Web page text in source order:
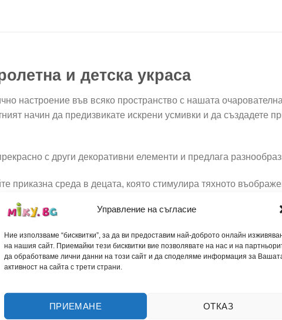
Управление на съгласие
Ние използваме “бисквитки”, за да ви предоставим най-доброто онлайн
на нашия сайт. Приемайки тези бисквитки вие позволявате на нас и на
да обработваме лични данни на този сайт и да споделяме информация за
активност на сайта с трети страни.
ПРИЕМАНЕ ОТКАЗ
и детска украса
настроение във всяко пространство с нашата очарователна
начин да предизвикате искрени усмивки и да създадете
с други декоративни елементи и предлага
приказна среда в децата, която стимулира тяхното
вниманието на клиентите и преминаващите семейства с
Изключително подходяща за оформяне на празнични
декор, който ще служи за забавен и весел фон на
и устойчивост на външни атмосферни влияния.